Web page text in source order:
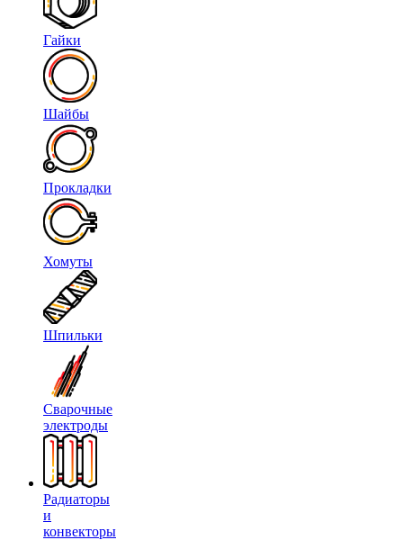
Гайки
Шайбы
Прокладки
Хомуты
Шпильки
Сварочные
электроды
Радиаторы
и
конвекторы